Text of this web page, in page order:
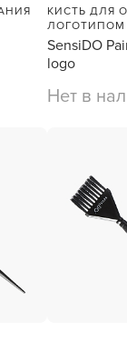
КИСТЬ ДЛЯ
ЛОГОТИПОМ
ММ
SensiDO
logo
Нет в
ЗДЕСЬ